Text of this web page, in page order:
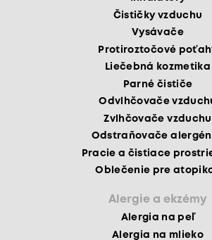
Čističky vzduchu
Vysávače
Protiroztočové
Liečebná kozmetika
Parné čističe
Odvlhčovače
Zvlhčovače vzduchu
Odstraňovače
Pracie a čistiace
Oblečenie pre
Alergie a ekzémy
Alergia na peľ
Alergia na mlieko